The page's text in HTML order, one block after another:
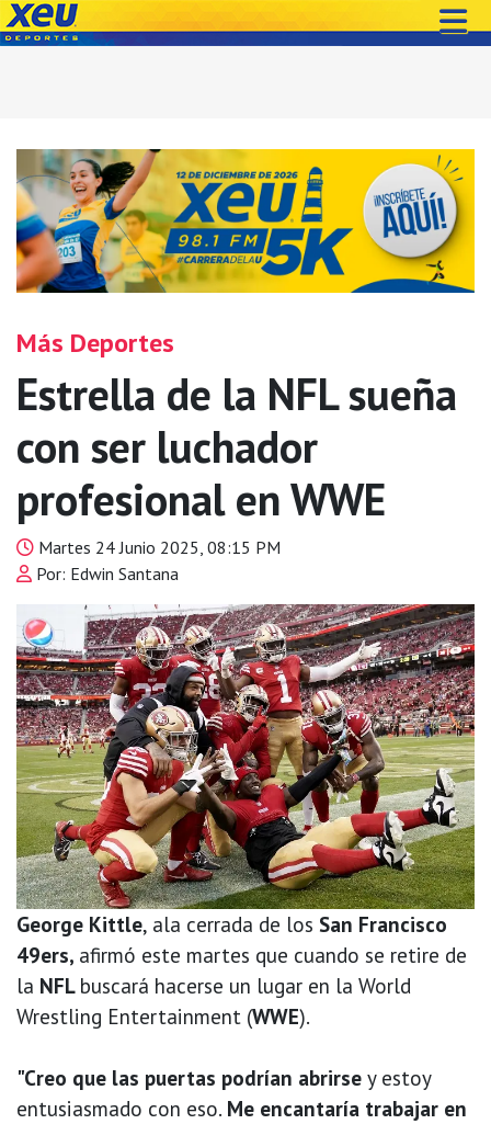
Más Deportes
Estrella de la NFL sueña
con ser luchador
profesional en WWE
Martes 24 Junio 2025, 08:15 PM
Por: Edwin Santana
George Kittle, ala cerrada de los San Francisco
49ers, afirmó este martes que cuando se retire de
la NFL buscará hacerse un lugar en la World
Wrestling Entertainment (WWE).
"Creo que las puertas podrían abrirse y estoy
entusiasmado con eso. Me encantaría trabajar en